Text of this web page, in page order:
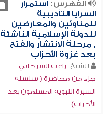
الفهرس:استمرار
السرايا التأديبية
للمناوئين والمعارضين
للدولة الإسلامية الناشئة
, مرحلة الانتشار والفتح
بعد غزوة الأحزاب
للشيخ: راغب السرجاني
جزء من محاضرة ( سلسلة
السيرة النبوية المسلمون بعد
الأحزاب)